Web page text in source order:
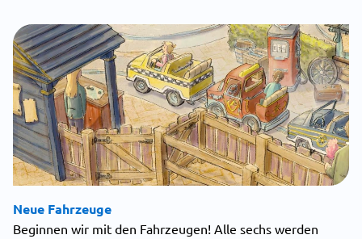
Neue Fahrzeuge
Beginnen wir mit den Fahrzeugen! Alle sechs werden